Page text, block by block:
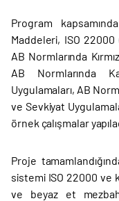
Program
Maddeleri, ISO 22000
AB Normlarında
AB Normlarında
Uygulamaları, AB
ve Sevkiyat
örnek çalışmalar
Proje
sistemi ISO 22000 ve
ve beyaz et